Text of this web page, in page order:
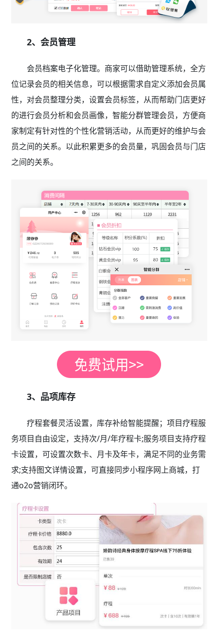
2、会员管理
会员档案电子化管理。商家可以借助管理系统，全方
位记录会员的相关信息，可以根据需求自定义添加会员属
性，对会员整理分类，设置会员标签，从而帮助门店更好
的进行会员分析和会员画像，智能分群管理会员，方便商
家制定有针对性的个性化营销活动，从而更好的维护与会
员之间的关系。以此积累更多的会员量，巩固会员与门店
之间的关系。
3、品项库存
疗程套餐灵活设置，库存补给智能提醒；项目疗程服
务项目自由设定，支持次/月/年疗程卡;服务项目支持疗程
卡设置，可设置次数卡、月卡及年卡，满足不同的业务需
求;支持图文详情设置，可直接同步小程序网上商城，打
通o2o营销闭环。